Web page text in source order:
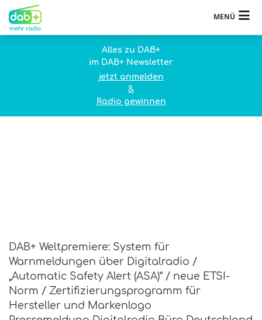
MENÜ
Alles zu DAB+
im DAB+ Newsletter
jetzt anmelden
&
Radio gewinnen
DAB+ Weltpremiere: System für
Warnmeldungen über Digitalradio /
„Automatic Safety Alert (ASA)“ / neue ETSI-
Norm / Zertifizierungsprogramm für
Hersteller und Markenlogo